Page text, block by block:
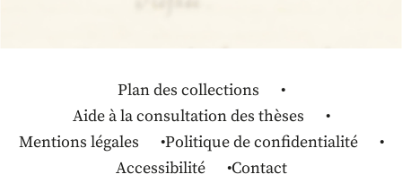
Plan des collections
Aide à la consultation des thèses
Mentions légales
Politique de confidentialité
Accessibilité
Contact